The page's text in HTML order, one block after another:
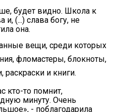
будет видно. Школа к
и, (...) слава богу, не
она.
вещи, среди которых
фломастеры, блокноты,
раскраски и книги.
кто-то помнит,
минуту. Очень
- поблагодарила